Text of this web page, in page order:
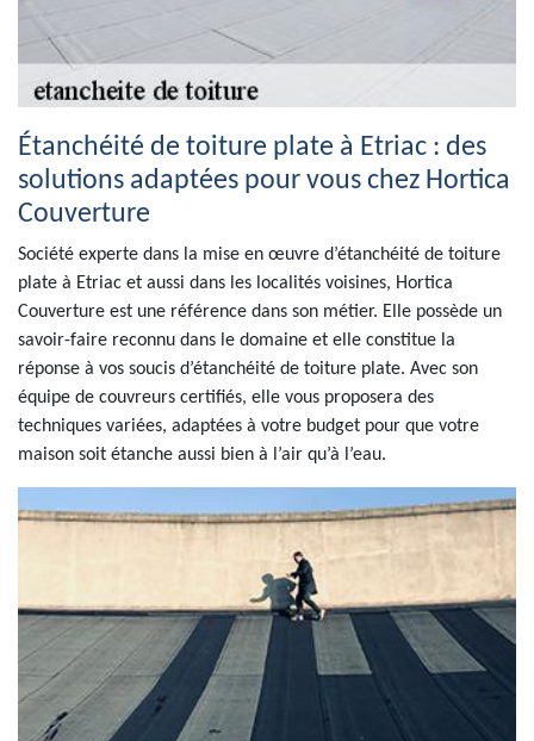
Étanchéité de toiture plate à Etriac : des
solutions adaptées pour vous chez Hortica
Couverture
Société experte dans la mise en œuvre d’étanchéité de toiture
plate à Etriac et aussi dans les localités voisines, Hortica
Couverture est une référence dans son métier. Elle possède un
savoir-faire reconnu dans le domaine et elle constitue la
réponse à vos soucis d’étanchéité de toiture plate. Avec son
équipe de couvreurs certifiés, elle vous proposera des
techniques variées, adaptées à votre budget pour que votre
maison soit étanche aussi bien à l’air qu’à l’eau.